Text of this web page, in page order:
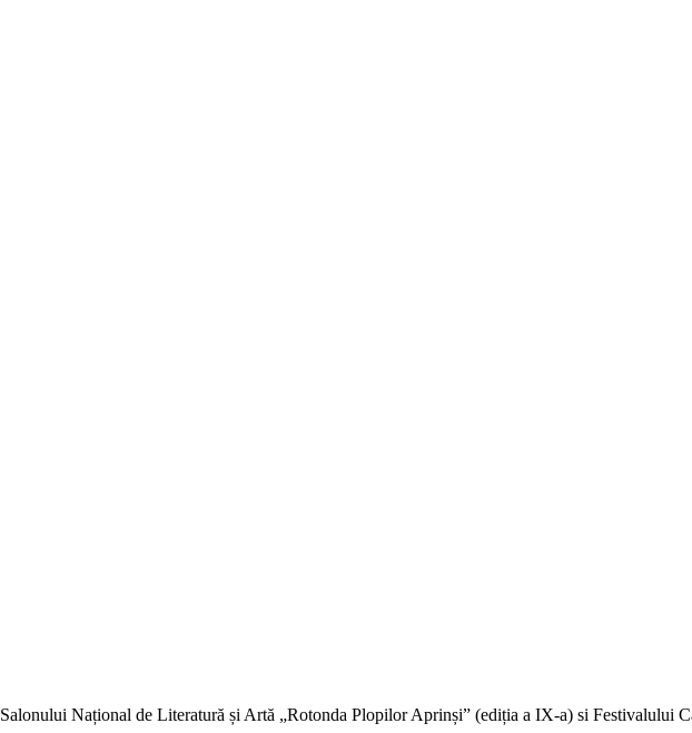
Salonului Național de Literatură și Artă „Rotonda Plopilor Aprinși” (ediția a IX-a) si Festivalului